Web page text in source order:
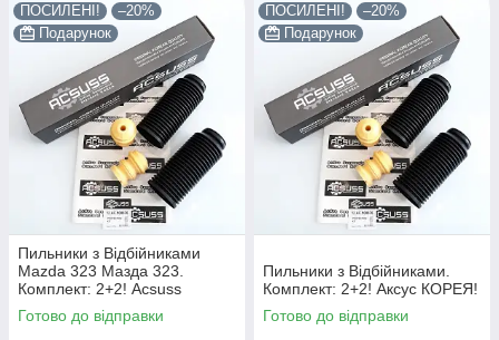
ПОСИЛЕНІ!
–20%
Подарунок
Пильники з Відбійниками
Mazda 323 Мазда 323.
Комплект: 2+2! Acsuss
КОРЕЯ!
Готово до відправки
ПОСИЛЕНІ!
–20%
Подарунок
Пильники з Відбійниками.
Комплект: 2+2! Аксус КОРЕЯ!
Готово до відправки